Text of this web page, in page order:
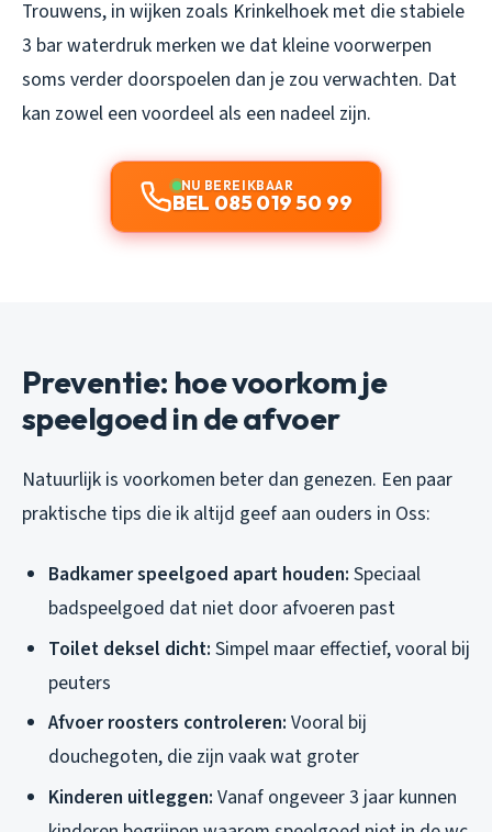
Trouwens, in wijken zoals Krinkelhoek met die stabiele
3 bar waterdruk merken we dat kleine voorwerpen
soms verder doorspoelen dan je zou verwachten. Dat
kan zowel een voordeel als een nadeel zijn.
NU BEREIKBAAR
BEL 085 019 50 99
Preventie: hoe voorkom je
speelgoed in de afvoer
Natuurlijk is voorkomen beter dan genezen. Een paar
praktische tips die ik altijd geef aan ouders in Oss:
Badkamer speelgoed apart houden: Speciaal
badspeelgoed dat niet door afvoeren past
Toilet deksel dicht: Simpel maar effectief, vooral bij
peuters
Afvoer roosters controleren: Vooral bij
douchegoten, die zijn vaak wat groter
Kinderen uitleggen: Vanaf ongeveer 3 jaar kunnen